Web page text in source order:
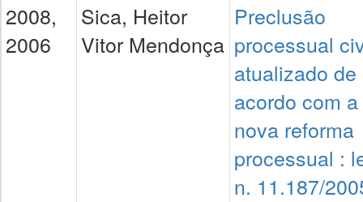
2008,
2006
Sica, Heitor
Vitor Mendonça
Preclusão
processual
atualizado de
acordo com a
nova reforma
processual :
n. 11.187/